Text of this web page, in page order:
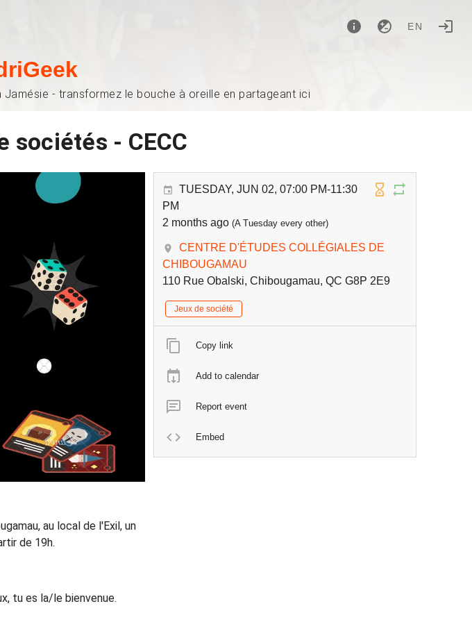
EN
- transformez le bouche à oreille en partageant ici
sociétés - CECC
au local de l'Exil, un
de 19h.
tu es la/le bienvenue.
TUESDAY, JUN 02, 07:00 PM-11:30
PM
2 months ago (A Tuesday every other)
CENTRE D'ÉTUDES COLLÉGIALES DE
CHIBOUGAMAU
110 Rue Obalski, Chibougamau, QC G8P 2E9
Jeux de société
Copy link
Add to calendar
Report event
Embed